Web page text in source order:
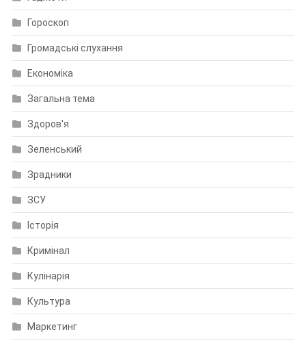
Гороскоп
Громадські слухання
Економіка
Загальна тема
Здоров'я
Зеленський
Зрадники
ЗСУ
Історія
Кримінал
Кулінарія
Культура
Маркетинг